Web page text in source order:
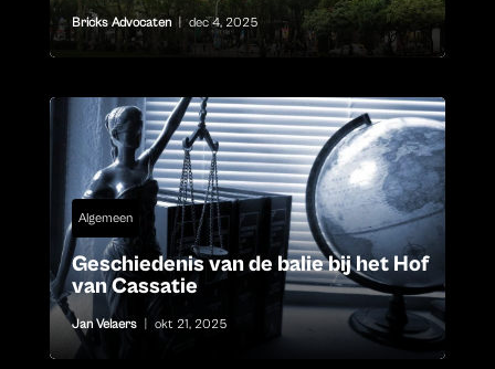
Bricks Advocaten | dec 4, 2025
Algemeen
Geschiedenis van de balie bij het Hof
van Cassatie
Jan Velaers okt 21, 2025